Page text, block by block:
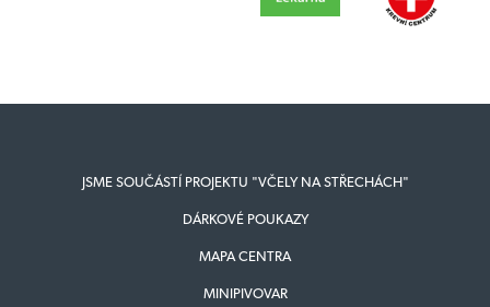
JSME SOUČÁSTÍ PROJEKTU "VČELY NA STŘECHÁCH"
DÁRKOVÉ POUKAZY
MAPA CENTRA
MINIPIVOVAR